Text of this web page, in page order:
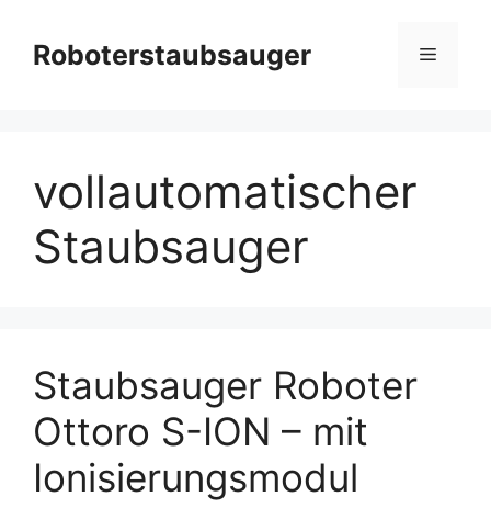
Inhalt
springen
Roboterstaubsauger Menü
vollautomatischer
Staubsauger
Staubsauger Roboter
Ottoro S-ION – mit
Ionisierungsmodul